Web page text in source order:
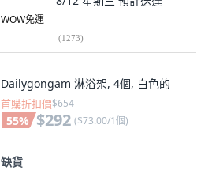
WOW免運
(1273)
Dailygongam 淋浴架, 4個, 白色的
首購折扣價$654
55% $292 ($73.00/1個)
缺貨